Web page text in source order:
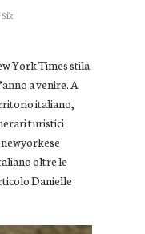
Sik
York Times stila
a venire. A
italiano,
turistici
oltre le
Danielle